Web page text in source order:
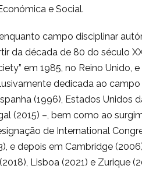
e Social.
campo disciplinar
da década de 80 do século
em 1985, no Reino Unido,
dedicada ao
(1996), Estados Unidos
(2015) –, bem como ao
de International
e depois em Cambridge
Lisboa (2021) e Zurique